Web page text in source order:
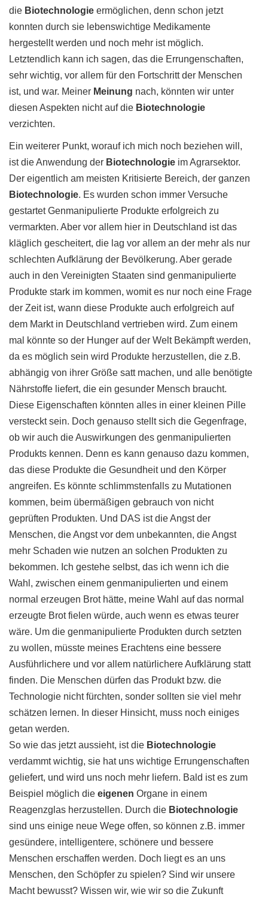
die Biotechnologie ermöglichen, denn schon jetzt
konnten durch sie lebenswichtige Medikamente
hergestellt werden und noch mehr ist möglich.
Letztendlich kann ich sagen, das die Errungenschaften,
sehr wichtig, vor allem für den Fortschritt der Menschen
ist, und war. Meiner Meinung nach, könnten wir unter
diesen Aspekten nicht auf die Biotechnologie
verzichten.
Ein weiterer Punkt, worauf ich mich noch beziehen will,
ist die Anwendung der Biotechnologie im Agrarsektor.
Der eigentlich am meisten Kritisierte Bereich, der ganzen
Biotechnologie. Es wurden schon immer Versuche
gestartet Genmanipulierte Produkte erfolgreich zu
vermarkten. Aber vor allem hier in Deutschland ist das
kläglich gescheitert, die lag vor allem an der mehr als nur
schlechten Aufklärung der Bevölkerung. Aber gerade
auch in den Vereinigten Staaten sind genmanipulierte
Produkte stark im kommen, womit es nur noch eine Frage
der Zeit ist, wann diese Produkte auch erfolgreich auf
dem Markt in Deutschland vertrieben wird. Zum einem
mal könnte so der Hunger auf der Welt Bekämpft werden,
da es möglich sein wird Produkte herzustellen, die z.B.
abhängig von ihrer Größe satt machen, und alle benötigte
Nährstoffe liefert, die ein gesunder Mensch braucht.
Diese Eigenschaften könnten alles in einer kleinen Pille
versteckt sein. Doch genauso stellt sich die Gegenfrage,
ob wir auch die Auswirkungen des genmanipulierten
Produkts kennen. Denn es kann genauso dazu kommen,
das diese Produkte die Gesundheit und den Körper
angreifen. Es könnte schlimmstenfalls zu Mutationen
kommen, beim übermäßigen gebrauch von nicht
geprüften Produkten. Und DAS ist die Angst der
Menschen, die Angst vor dem unbekannten, die Angst
mehr Schaden wie nutzen an solchen Produkten zu
bekommen. Ich gestehe selbst, das ich wenn ich die
Wahl, zwischen einem genmanipulierten und einem
normal erzeugen Brot hätte, meine Wahl auf das normal
erzeugte Brot fielen würde, auch wenn es etwas teurer
wäre. Um die genmanipulierte Produkten durch setzten
zu wollen, müsste meines Erachtens eine bessere
Ausführlichere und vor allem natürlichere Aufklärung statt
finden. Die Menschen dürfen das Produkt bzw. die
Technologie nicht fürchten, sonder sollten sie viel mehr
schätzen lernen. In dieser Hinsicht, muss noch einiges
getan werden.
So wie das jetzt aussieht, ist die Biotechnologie
verdammt wichtig, sie hat uns wichtige Errungenschaften
geliefert, und wird uns noch mehr liefern. Bald ist es zum
Beispiel möglich die eigenen Organe in einem
Reagenzglas herzustellen. Durch die Biotechnologie
sind uns einige neue Wege offen, so können z.B. immer
gesündere, intelligentere, schönere und bessere
Menschen erschaffen werden. Doch liegt es an uns
Menschen, den Schöpfer zu spielen? Sind wir unsere
Macht bewusst? Wissen wir, wie wir so die Zukunft